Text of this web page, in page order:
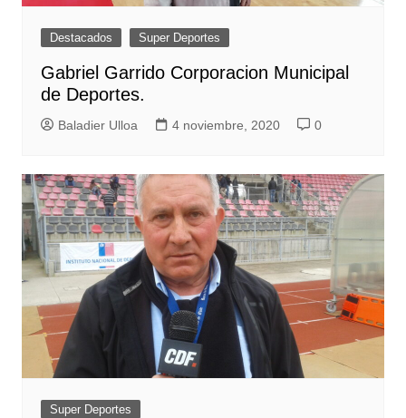
Destacados Super Deportes
Gabriel Garrido Corporacion Municipal
de Deportes.
Baladier Ulloa 4 noviembre, 2020 0
Super Deportes